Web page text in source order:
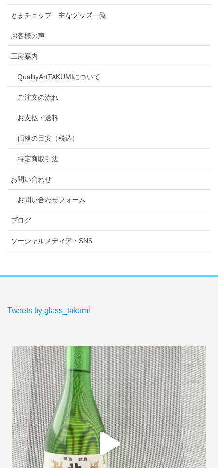
とまチョップ 主なグッズ一覧
お客様の声
工房案内
QualityArtTAKUMIについて
ご注文の流れ
お支払・送料
価格の目安（税込）
特定商取引法
お問い合わせ
お問い合わせフォーム
ブログ
ソーシャルメディア・SNS
Tweets by glass_takumi